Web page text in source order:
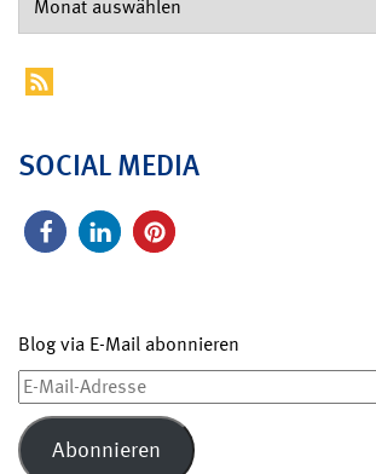
SOCIAL MEDIA
Blog via E-Mail abonnieren
E-
Mail-
Adresse
Abonnieren